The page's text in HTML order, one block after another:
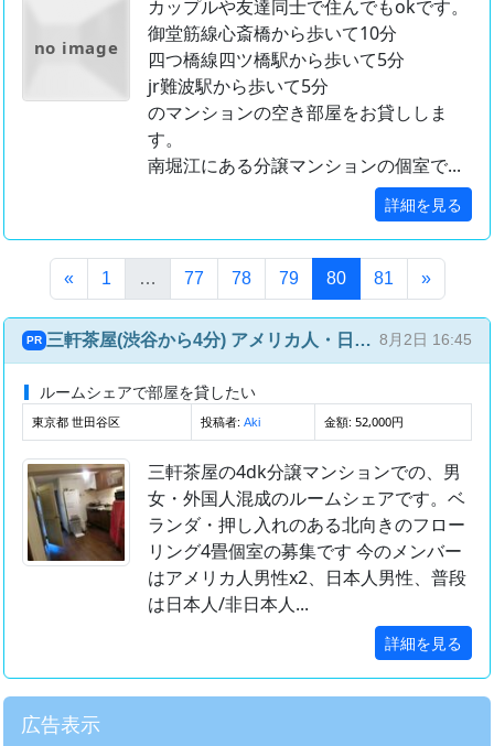
no image
カップルや友達同士で住んでもokです。
御堂筋線心斎橋から歩いて10分
四つ橋線四ツ橋駅から歩いて5分
jr難波駅から歩いて5分
のマンションの空き部屋をお貸ししま
す。
南堀江にある分譲マンションの個室で...
詳細を見る
« 1 … 77 78 79 80(このページ)
81 »
PR 三軒茶屋(渋谷から4分) アメリカ人・日本人との国際ルームシェア(4部屋4人) 8月2日 16:45
ルームシェアで部屋を貸したい
東京都 世田谷区 投稿者: Aki 金額: 52,000円
三軒茶屋の4dk分譲マンションでの、男
女・外国人混成のルームシェアです。ベ
ランダ・押し入れのある北向きのフロー
リング4畳個室の募集です 今のメンバー
はアメリカ人男性x2、日本人男性、普段
は日本人/非日本人...
詳細を見る
広告表示